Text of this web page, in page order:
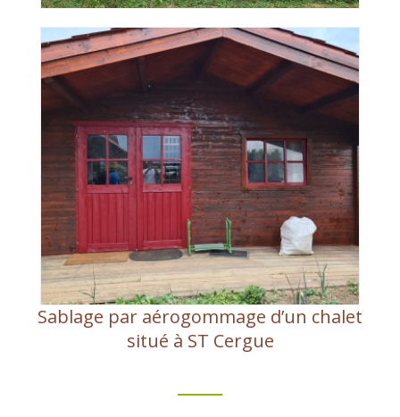
Sablage par aérogommage d’un chalet
situé à ST Cergue